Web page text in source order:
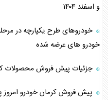
و اسفند ۱۴۰۴
خودروهای طرح یکپارچه در
خودرو های عرضه شده
جزئیات پیش فروش محصولات